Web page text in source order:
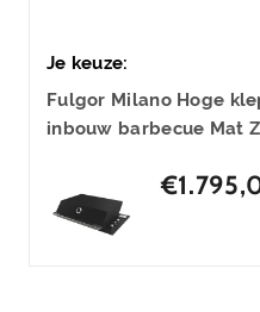
Je keuze:
Fulgor Milano Hoge
inbouw barbecue Mat
€